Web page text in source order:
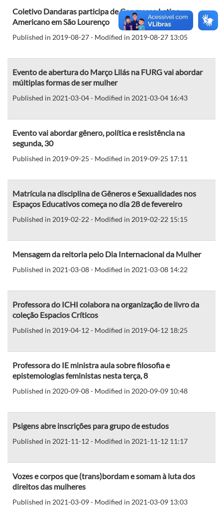
Coletivo Dandaras participa de Congresso Latino-
Americano em São Lourenço
Published in 2019-08-27 - Modified in 2019-08-27 13:05
Evento de abertura do Março Lilás na FURG vai abordar
múltiplas formas de ser mulher
Published in 2021-03-04 - Modified in 2021-03-04 16:43
Evento vai abordar gênero, política e resistência na
segunda, 30
Published in 2019-09-25 - Modified in 2019-09-25 17:11
Matrícula na disciplina de Gêneros e Sexualidades nos
Espaços Educativos começa no dia 28 de fevereiro
Published in 2019-02-22 - Modified in 2019-02-22 15:15
Mensagem da reitoria pelo Dia Internacional da Mulher
Published in 2021-03-08 - Modified in 2021-03-08 14:22
Professora do ICHI colabora na organização de livro da
coleção Espacios Críticos
Published in 2019-04-12 - Modified in 2019-04-12 18:25
Professora do IE ministra aula sobre filosofia e
epistemologias feministas nesta terça, 8
Published in 2020-09-08 - Modified in 2020-09-09 10:48
Psigens abre inscrições para grupo de estudos
Published in 2021-11-12 - Modified in 2021-11-12 11:17
Vozes e corpos que (trans)bordam e somam à luta dos
direitos das mulheres
Published in 2021-03-09 - Modified in 2021-03-09 13:03